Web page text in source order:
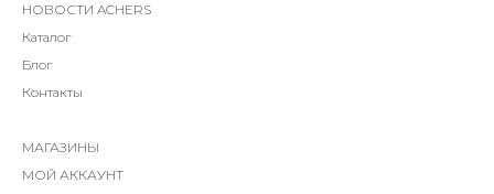
НОВОСТИ ACHERS
Каталог
Блог
Контакты
МАГАЗИНЫ
МОЙ АККАУНТ